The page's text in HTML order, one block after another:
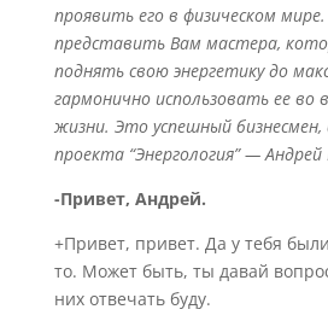
проявить его в физическом мире.
представить Вам мастера,
поднять свою энергетику до
гармонично использовать ее во
жизни. Это успешный
проекта “Энергология” — Андрей
-Привет, Андрей.
+Привет, привет. Да у тебя
то. Может быть, ты давай
них отвечать буду.